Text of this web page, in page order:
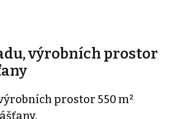
výrobních prostor
prostor 550 m²